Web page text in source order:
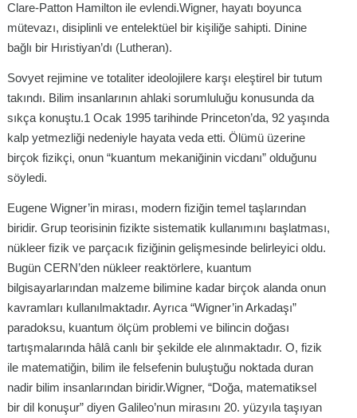
Clare-Patton Hamilton ile evlendi.Wigner, hayatı boyunca
mütevazı, disiplinli ve entelektüel bir kişiliğe sahipti. Dinine
bağlı bir Hıristiyan’dı (Lutheran).
Sovyet rejimine ve totaliter ideolojilere karşı eleştirel bir tutum
takındı. Bilim insanlarının ahlaki sorumluluğu konusunda da
sıkça konuştu.1 Ocak 1995 tarihinde Princeton’da, 92 yaşında
kalp yetmezliği nedeniyle hayata veda etti. Ölümü üzerine
birçok fizikçi, onun “kuantum mekaniğinin vicdanı” olduğunu
söyledi.
Eugene Wigner’in mirası, modern fiziğin temel taşlarından
biridir. Grup teorisinin fizikte sistematik kullanımını başlatması,
nükleer fizik ve parçacık fiziğinin gelişmesinde belirleyici oldu.
Bugün CERN’den nükleer reaktörlere, kuantum
bilgisayarlarından malzeme bilimine kadar birçok alanda onun
kavramları kullanılmaktadır. Ayrıca “Wigner’in Arkadaşı”
paradoksu, kuantum ölçüm problemi ve bilincin doğası
tartışmalarında hâlâ canlı bir şekilde ele alınmaktadır. O, fizik
ile matematiğin, bilim ile felsefenin buluştuğu noktada duran
nadir bilim insanlarından biridir.Wigner, “Doğa, matematiksel
bir dil konuşur” diyen Galileo’nun mirasını 20. yüzyıla taşıyan